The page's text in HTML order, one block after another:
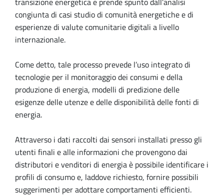
congiunta di casi studio di comunità energetiche e di
esperienze di valute comunitarie digitali a livello
internazionale.
Come detto, tale processo prevede l’uso integrato di
tecnologie per il monitoraggio dei consumi e della
produzione di energia, modelli di predizione delle
esigenze delle utenze e delle disponibilità delle fonti di
energia.
Attraverso i dati raccolti dai sensori installati presso gli
utenti finali e alle informazioni che provengono dai
distributori e venditori di energia è possibile identificare i
profili di consumo e, laddove richiesto, fornire possibili
suggerimenti per adottare comportamenti efficienti.